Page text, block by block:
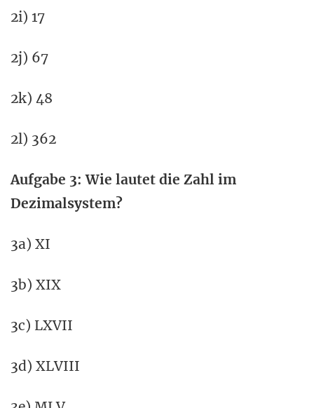
2i) 17
2j) 67
2k) 48
2l) 362
Aufgabe 3: Wie lautet die Zahl im
Dezimalsystem?
3a) XI
3b) XIX
3c) LXVII
3d) XLVIII